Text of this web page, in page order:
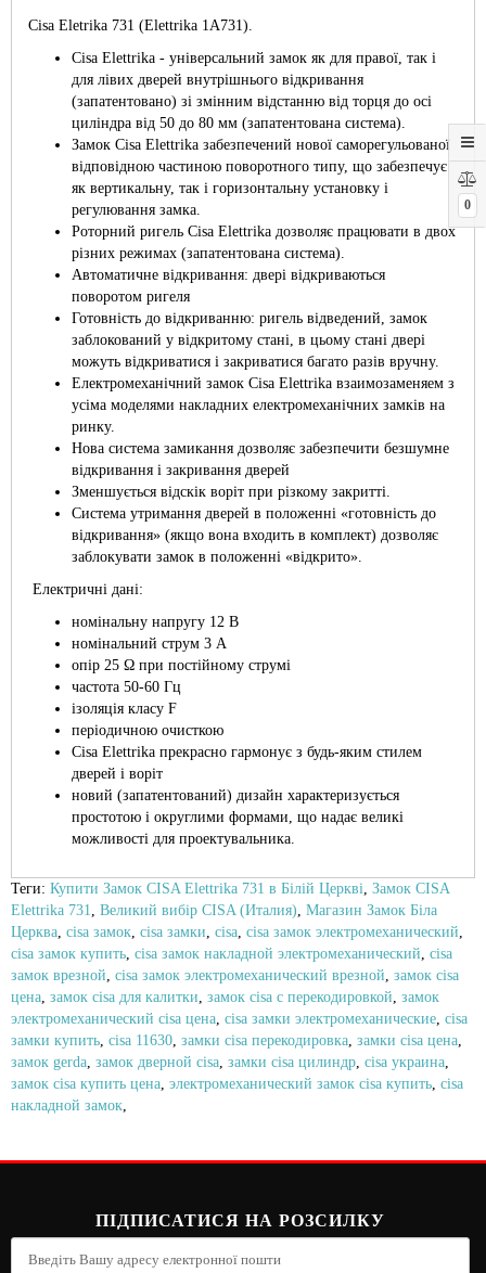
0
Cisa Eletrika 731 (Elettrika 1A731).
Cisa Elettrika - універсальний замок як для правої, так і
для лівих дверей внутрішнього відкривання
(запатентовано) зі змінним відстанню від торця до осі
циліндра від 50 до 80 мм (запатентована система).
Замок Cisa Elettrika забезпечений нової саморегульованої
відповідною частиною поворотного типу, що забезпечує
як вертикальну, так і горизонтальну установку і
регулювання замка.
Роторний ригель Cisa Elettrika дозволяє працювати в двох
різних режимах (запатентована система).
Автоматичне відкривання: двері відкриваються
поворотом ригеля
Готовність до відкриванню: ригель відведений, замок
заблокований у відкритому стані, в цьому стані двері
можуть відкриватися і закриватися багато разів вручну.
Електромеханічний замок Cisa Elettrika взаимозаменяем з
усіма моделями накладних електромеханічних замків на
ринку.
Нова система замикання дозволяє забезпечити безшумне
відкривання і закривання дверей
Зменшується відскік воріт при різкому закритті.
Система утримання дверей в положенні «готовність до
відкривання» (якщо вона входить в комплект) дозволяє
заблокувати замок в положенні «відкрито».
Електричні дані:
номінальну напругу 12 В
номінальний струм 3 А
опір 25 Ω при постійному струмі
частота 50-60 Гц
ізоляція класу F
періодичною очисткою
Cisa Elettrika прекрасно гармонує з будь-яким стилем
дверей і воріт
новий (запатентований) дизайн характеризується
простотою і округлими формами, що надає великі
можливості для проектувальника.
Теги: Купити Замок CISA Elettrika 731 в Білій Церкві Замок CISA
Elettrika 731
Великий вибір CISA (Италия) Магазин Замок Біла
Церква cisa замок cisa замки cisa cisa замок электромеханический
cisa замок купить cisa замок накладной электромеханический cisa
замок врезной cisa замок электромеханический врезной замок cisa
цена замок cisa для калитки замок cisa с перекодировкой замок
электромеханический cisa цена cisa замки электромеханические cisa
замки купить cisa 11630 замки cisa перекодировка замки cisa цена
замок gerda замок дверной cisa замки cisa цилиндр cisa украина
замок cisa купить цена электромеханический замок cisa купить cisa
накладной замок
ПІДПИСАТИСЯ НА РОЗСИЛКУ